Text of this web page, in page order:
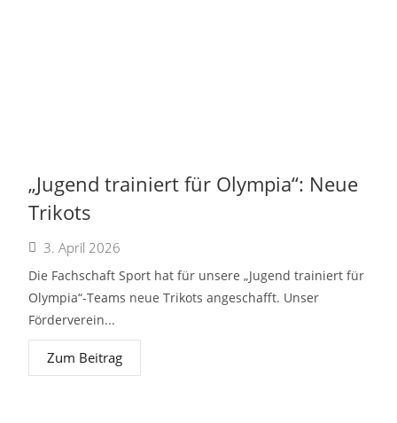
„Jugend trainiert für Olympia“: Neue
Trikots
3. April 2026
Die Fachschaft Sport hat für unsere „Jugend trainiert für
Olympia“-Teams neue Trikots angeschafft. Unser
Förderverein...
Zum Beitrag